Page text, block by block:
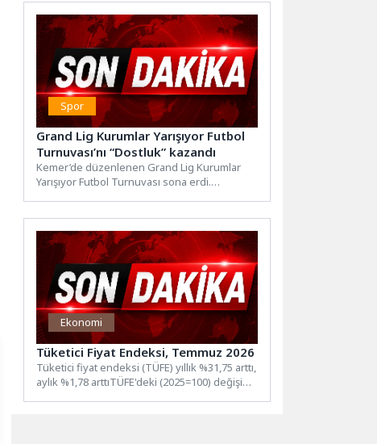
Spor
Grand Lig Kurumlar Yarışıyor Futbol
Turnuvası’nı “Dostluk” kazandı
Kemer’de düzenlenen Grand Lig Kurumlar
Yarışıyor Futbol Turnuvası sona erdi.
Ekonomi
Tüketici Fiyat Endeksi, Temmuz 2026
Tüketici fiyat endeksi (TÜFE) yıllık %31,75 arttı,
aylık %1,78 arttıTÜFE'deki (2025=100) değişim